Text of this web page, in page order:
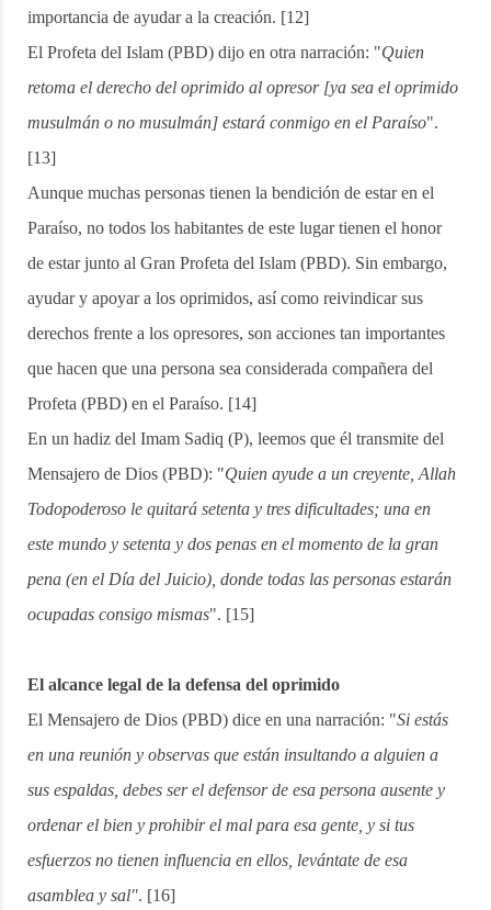
importancia de ayudar a la creación. [12]
El Profeta del Islam (PBD) dijo en otra narración: "Quien
retoma el derecho del oprimido al opresor [ya sea el oprimido
musulmán o no musulmán] estará conmigo en el Paraíso".
[13]
Aunque muchas personas tienen la bendición de estar en el
Paraíso, no todos los habitantes de este lugar tienen el honor
de estar junto al Gran Profeta del Islam (PBD). Sin embargo,
ayudar y apoyar a los oprimidos, así como reivindicar sus
derechos frente a los opresores, son acciones tan importantes
que hacen que una persona sea considerada compañera del
Profeta (PBD) en el Paraíso. [14]
En un hadiz del Imam Sadiq (P), leemos que él transmite del
Mensajero de Dios (PBD): "Quien ayude a un creyente, Allah
Todopoderoso le quitará setenta y tres dificultades; una en
este mundo y setenta y dos penas en el momento de la gran
pena (en el Día del Juicio), donde todas las personas estarán
ocupadas consigo mismas". [15]
El alcance legal de la defensa del oprimido
El Mensajero de Dios (PBD) dice en una narración: "Si estás
en una reunión y observas que están insultando a alguien a
sus espaldas, debes ser el defensor de esa persona ausente y
ordenar el bien y prohibir el mal para esa gente, y si tus
esfuerzos no tienen influencia en ellos, levántate de esa
asamblea y sal". [16]